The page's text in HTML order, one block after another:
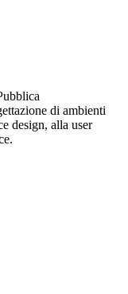
di ambienti
design, alla user